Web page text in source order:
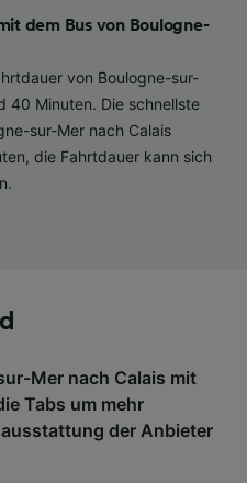
dem Bus von Boulogne-
von Boulogne-sur-
40 Minuten. Die schnellste
sur-Mer nach Calais
die Fahrtdauer kann sich
Mer nach Calais mit
Tabs um mehr
der Anbieter
zur Identifikation
von oder Zugriff auf
Endgerät.
Inhalte, Messung
Performance von
sowie
von